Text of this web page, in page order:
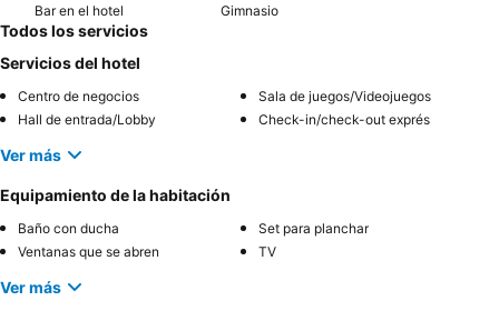
Bar en el hotel Gimnasio
Todos los servicios
Servicios del hotel
Centro de negocios
Sala de juegos/Videojuegos
Hall de entrada/Lobby
Check-in/check-out exprés
Ver más
Equipamiento de la habitación
Baño con ducha
Set para planchar
Ventanas que se abren
TV
Ver más